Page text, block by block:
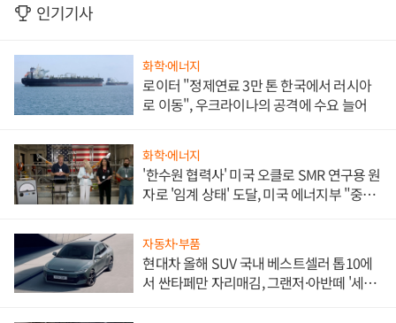
인기기사
화학·에너지
로이터 "정제연료 3만 톤 한국에서 러시아
로 이동", 우크라이나의 공격에 수요 늘어
화학·에너지
'한수원 협력사' 미국 오클로 SMR 연구용 원
자로 '임계 상태' 도달, 미국 에너지부 "중요
자동차·부품
현대차 올해 SUV 국내 베스트셀러 톱10에
서 싼타페만 자리매김, 그랜저·아반떼 '세단